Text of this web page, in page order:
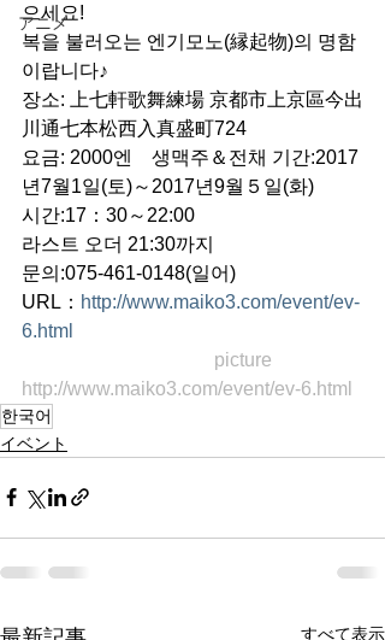
アニメ
으세요!
복을 불러오는 엔기모노(縁起物)의 명함
이랍니다♪
장소: 上七軒歌舞練場 京都市上京區今出
川通七本松西入真盛町724
요금: 2000엔　생맥주＆전채 기간:2017
년7월1일(토)～2017년9월５일(화)
시간:17：30～22:00
라스트 오더 21:30까지
문의:075-461-0148(일어)
URL： http://www.maiko3.com/event/ev-
6.html
picture
http://www.maiko3.com/event/ev-6.html
한국어
イベント
すべて表示